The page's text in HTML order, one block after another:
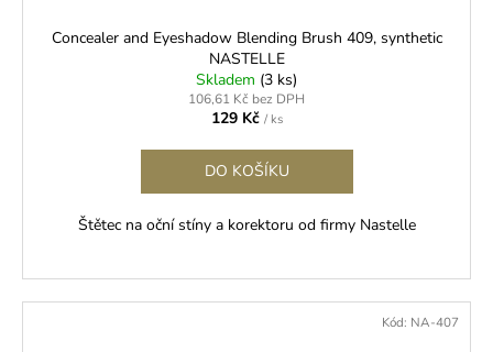
Concealer and Eyeshadow Blending Brush 409, synthetic
NASTELLE
Skladem (3 ks)
106,61 Kč bez DPH
129 Kč / ks
DO KOŠÍKU
Štětec na oční stíny a korektoru od firmy Nastelle
Kód: NA-407